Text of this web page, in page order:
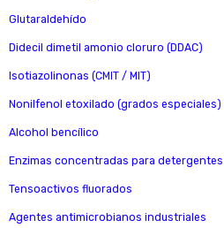
Glutaraldehído
Didecil dimetil amonio cloruro (DDAC)
Isotiazolinonas (CMIT / MIT)
Nonilfenol etoxilado (grados especiales)
Alcohol bencílico
Enzimas concentradas para detergentes
Tensoactivos fluorados
Agentes antimicrobianos industriales